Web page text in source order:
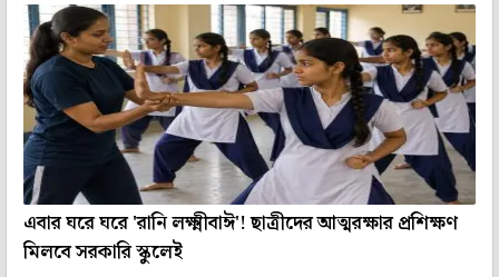
এবার ঘরে ঘরে 'রানি লক্ষ্মীবাঈ'! ছাত্রীদের আত্মরক্ষার প্রশিক্ষণ
মিলবে সরকারি স্কুলেই